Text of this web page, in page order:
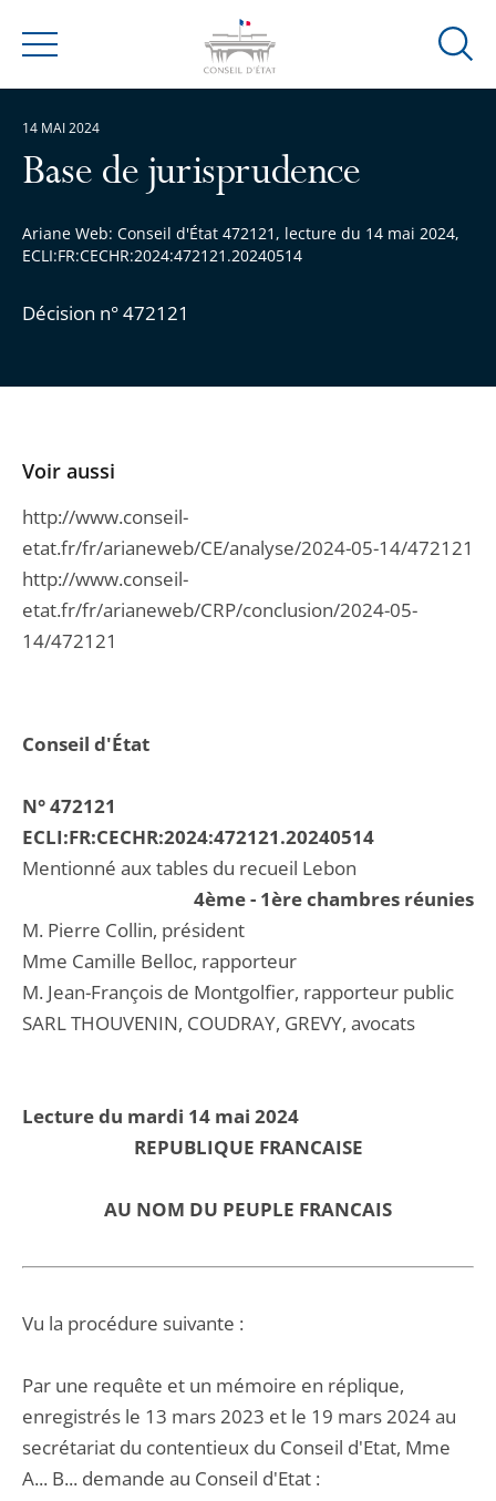
Menu
Ouvrir
Base de jurisprudence
Ariane Web: Conseil d'État 472121, lecture du 14 mai 2024,
ECLI:FR:CECHR:2024:472121.20240514
Décision n° 472121
14 MAI 2024
Conseil d'État
N° 472121
ECLI:FR:CECHR:2024:472121.20240514
Mentionné aux tables du recueil Lebon
4ème - 1ère chambres réunies
M. Pierre Collin, président
Mme Camille Belloc, rapporteur
M. Jean-François de Montgolfier, rapporteur public
SARL THOUVENIN, COUDRAY, GREVY, avocats
Lecture du mardi 14 mai 2024
REPUBLIQUE FRANCAISE
AU NOM DU PEUPLE FRANCAIS
Vu la procédure suivante :
Par une requête et un mémoire en réplique,
enregistrés le 13 mars 2023 et le 19 mars 2024 au
secrétariat du contentieux du Conseil d'Etat, Mme
A... B... demande au Conseil d'Etat :
Voir aussi
http://www.conseil-
etat.fr/fr/arianeweb/CE/analyse/2024-05-14/472121
http://www.conseil-
etat.fr/fr/arianeweb/CRP/conclusion/2024-05-
14/472121